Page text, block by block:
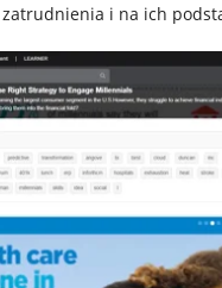
zatrudnienia i na ich